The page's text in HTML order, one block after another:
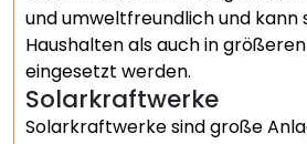
und umweltfreundlich und kann
Haushalten als auch in
eingesetzt werden.
Solarkraftwerke
Solarkraftwerke sind große